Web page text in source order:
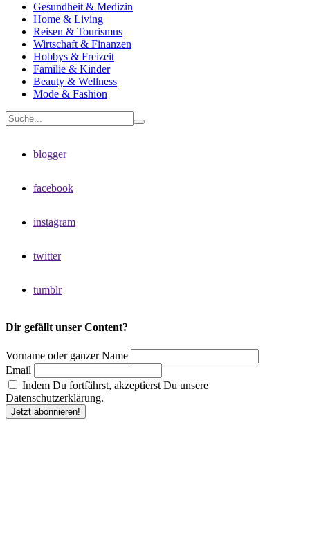
Gesundheit & Medizin
Home & Living
Reisen & Tourismus
Wirtschaft & Finanzen
Hobbys & Freizeit
Familie & Kinder
Beauty & Wellness
Mode & Fashion
blogger
facebook
instagram
twitter
tumblr
Dir gefällt unser Content?
Vorname oder ganzer Name
Email
Indem Du fortfährst, akzeptierst Du unsere
Datenschutzerklärung.